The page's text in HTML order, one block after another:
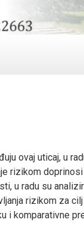
ovaj uticaj, u
rizikom
u radu su
rizikom za
i komparativne